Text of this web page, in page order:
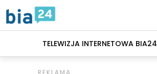
TELEWIZJA INTERNETOWA BIA24